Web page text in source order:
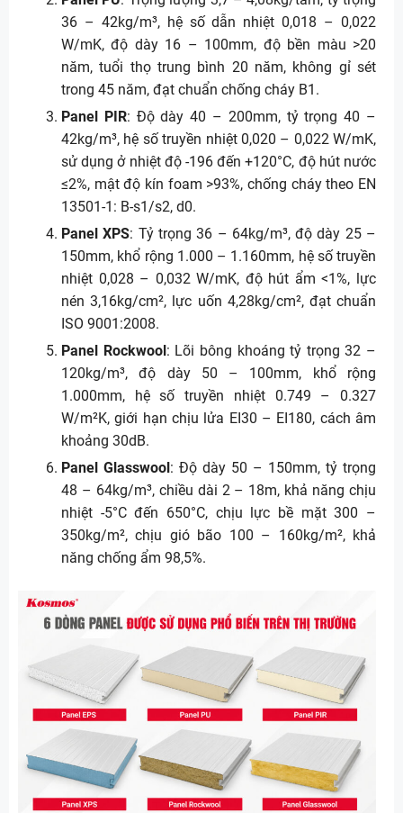
36 – 42kg/m³, hệ số dẫn nhiệt 0,018 – 0,022
W/mK, độ dày 16 – 100mm, độ bền màu >20
năm, tuổi thọ trung bình 20 năm, không gỉ sét
trong 45 năm, đạt chuẩn chống cháy B1.
Panel PIR: Độ dày 40 – 200mm, tỷ trọng 40 –
42kg/m³, hệ số truyền nhiệt 0,020 – 0,022 W/mK,
sử dụng ở nhiệt độ -196 đến +120°C, độ hút nước
≤2%, mật độ kín foam >93%, chống cháy theo EN
13501-1: B-s1/s2, d0.
Panel XPS: Tỷ trọng 36 – 64kg/m³, độ dày 25 –
150mm, khổ rộng 1.000 – 1.160mm, hệ số truyền
nhiệt 0,028 – 0,032 W/mK, độ hút ẩm <1%, lực
nén 3,16kg/cm², lực uốn 4,28kg/cm², đạt chuẩn
ISO 9001:2008.
Panel Rockwool: Lõi bông khoáng tỷ trọng 32 –
120kg/m³, độ dày 50 – 100mm, khổ rộng
1.000mm, hệ số truyền nhiệt 0.749 – 0.327
W/m²K, giới hạn chịu lửa EI30 – EI180, cách âm
khoảng 30dB.
Panel Glasswool: Độ dày 50 – 150mm, tỷ trọng
48 – 64kg/m³, chiều dài 2 – 18m, khả năng chịu
nhiệt -5°C đến 650°C, chịu lực bề mặt 300 –
350kg/m², chịu gió bão 100 – 160kg/m², khả
năng chống ẩm 98,5%.